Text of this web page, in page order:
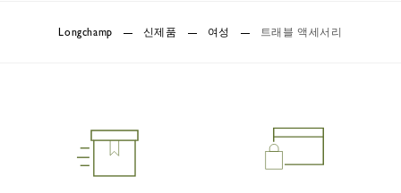
Longchamp 신제품 여성 트래블 액세서리